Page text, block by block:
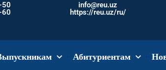
50
60
info@reu.uz
https://reu.uz/ru/
Абитуриентам